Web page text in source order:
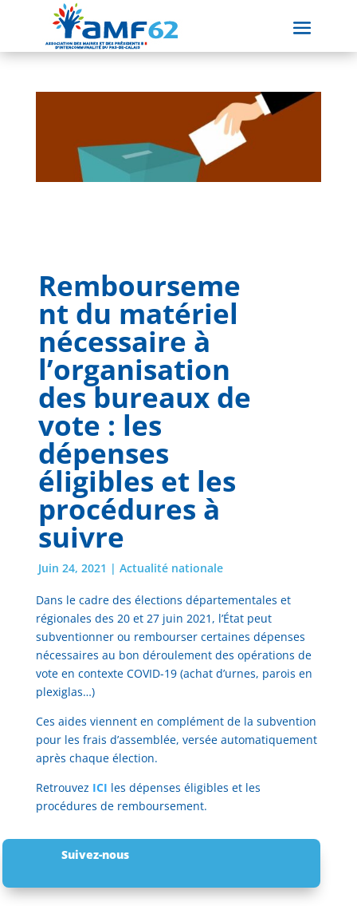
Rembourseme
nt du matériel
nécessaire à
l’organisation
des bureaux de
vote : les
dépenses
éligibles et les
procédures à
suivre
Juin 24, 2021 | Actualité nationale
Dans le cadre des élections départementales et
régionales des 20 et 27 juin 2021, l’État peut
subventionner ou rembourser certaines dépenses
nécessaires au bon déroulement des opérations de
vote en contexte COVID-19 (achat d’urnes, parois en
plexiglas…)
Ces aides viennent en complément de la subvention
pour les frais d’assemblée, versée automatiquement
après chaque élection.
Retrouvez ICI les dépenses éligibles et les
procédures de remboursement.
Suivez-nous